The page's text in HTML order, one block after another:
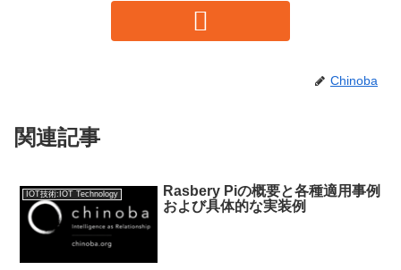
Chinoba
関連記事
IOT技術:IOT Technology
Rasbery Piの概要と各種適用事例
および具体的な実装例